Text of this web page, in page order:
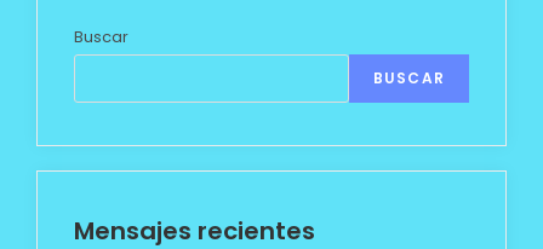
Buscar
BUSCAR
Mensajes recientes